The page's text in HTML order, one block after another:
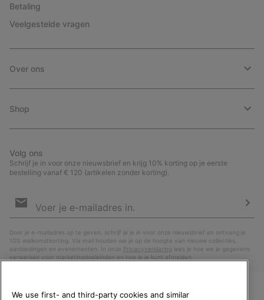
Betaling
Veelgestelde vragen
Over ons
Shop
Volg ons
Schrijf je in voor onze nieuwsbrief en krijg 10% korting op je eerste
bestelling vanaf € 120 (artikelen zonder korting).
voor
Door je e-mailadres op te geven, schrijf je je in voor onze nieuwsbrief en ontvang je
10% welkomstkorting. Via mail houden we je op de hoogte van nieuwe collecties,
aanbiedingen en evenementen. In onze Privacyverklaring lees je hoe we je gegevens
verwerken voor marketingdoeleinden en hoe je je kunt afmelden.
We use first- and third-party cookies and similar